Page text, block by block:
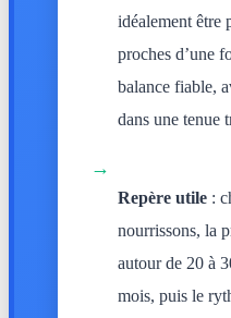
idéalement être
proches d’une
balance fiable,
dans une tenue
→
Repère utile :
nourrissons, la
autour de 20 à
mois, puis le